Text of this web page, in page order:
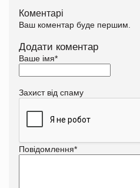
Коментарі
Ваш коментар буде першим.
Додати коментар
Ваше імя*
Захист від спаму
Повідомлення*